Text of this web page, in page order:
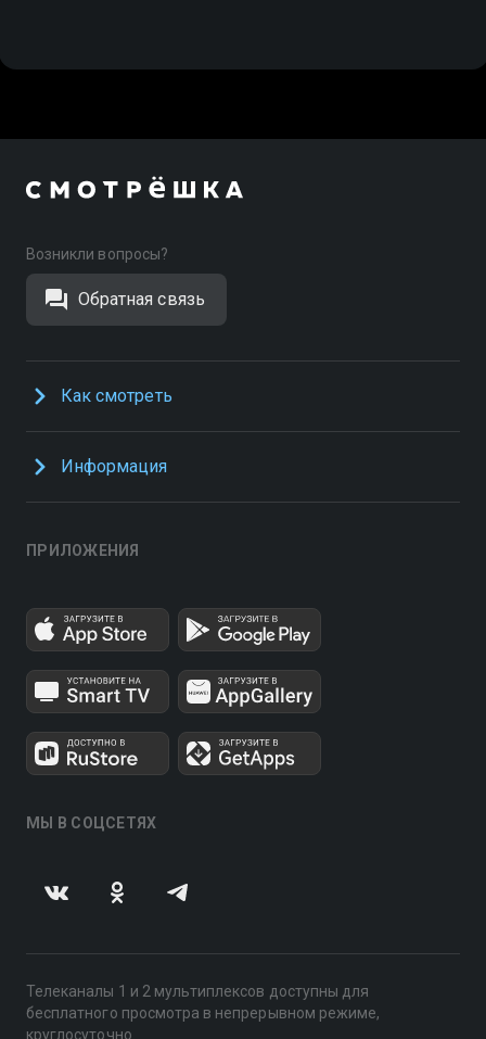
Возникли вопросы?
Обратная связь
Как смотреть
Информация
ПРИЛОЖЕНИЯ
МЫ В СОЦСЕТЯХ
Телеканалы 1 и 2 мультиплексов доступны для
бесплатного просмотра в непрерывном режиме,
круглосуточно.